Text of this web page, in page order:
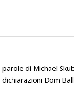
di Michael
Dom